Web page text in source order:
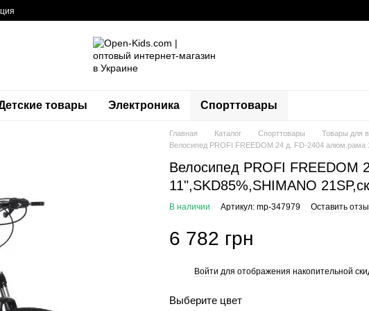
товары Электроника Спорттовары
Главная Каталог Спорттовары Товары для
Велосипед PROFI FREEDOM 24 д. FD-2404 алюм.рама
Велосипед PROFI
11",SKD85%,SHIMANO
В наличии Артикул: mp-347979 Оставить
6 782 грн
Войти для отображения накопительной
Выберите цвет